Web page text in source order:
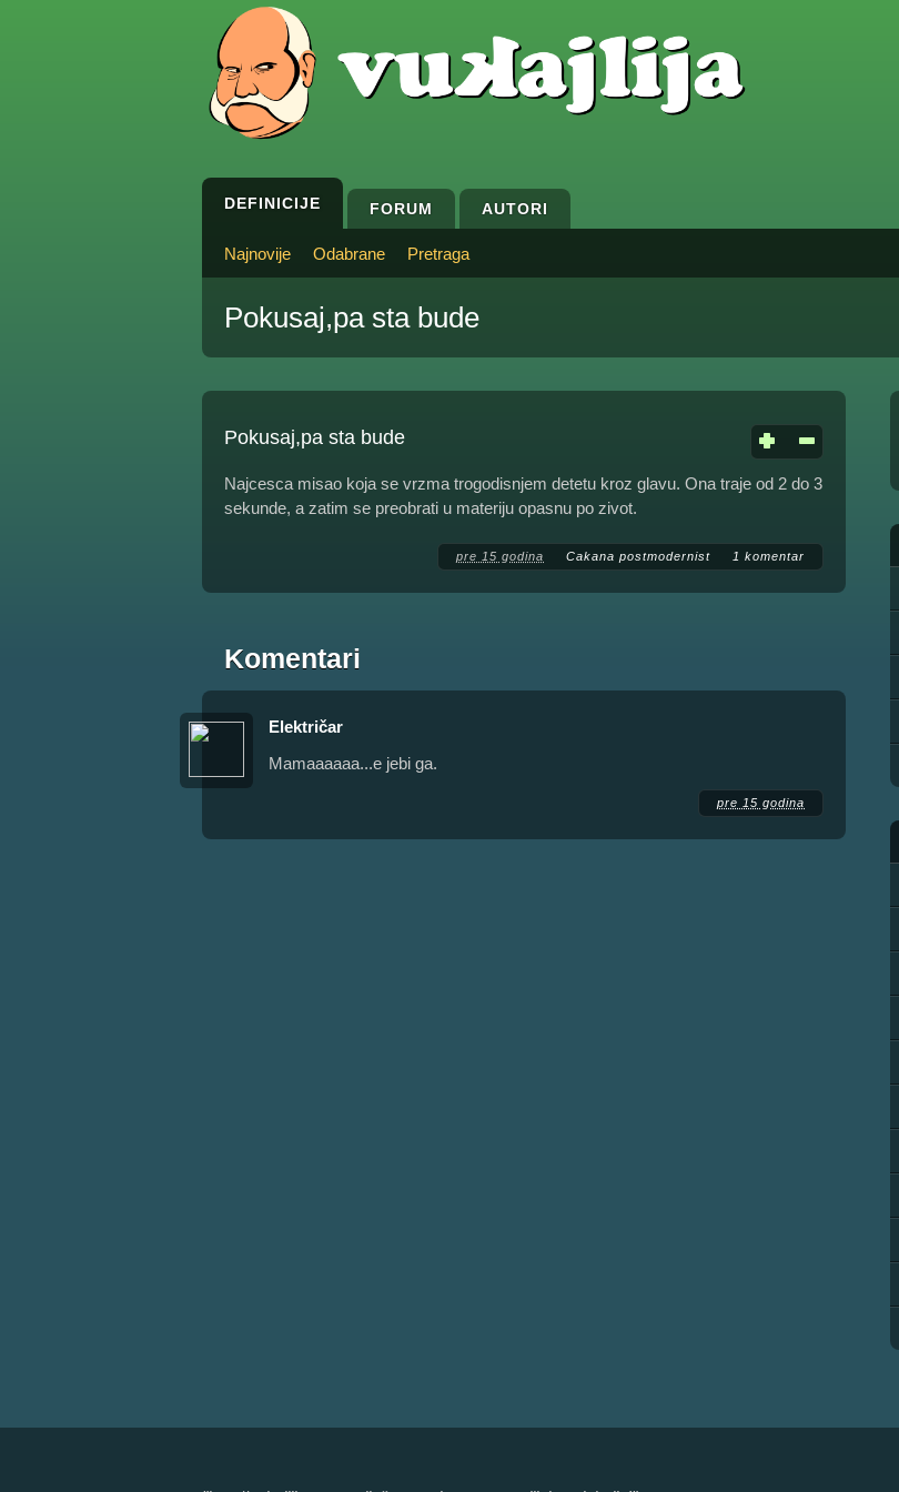
DEFINICIJE FORUM AUTORI
Najnovije Odabrane Pretraga
Pokusaj,pa sta bude
Pokusaj,pa sta bude
Najcesca misao koja se vrzma trogodisnjem detetu kroz glavu. Ona traje od 2 do 3
sekunde, a zatim se preobrati u materiju opasnu po zivot.
pre 15 godina Cakana postmodernist 1 komentar
Komentari
Električar
Mamaaaaaa...e jebi ga.
pre 15 godina